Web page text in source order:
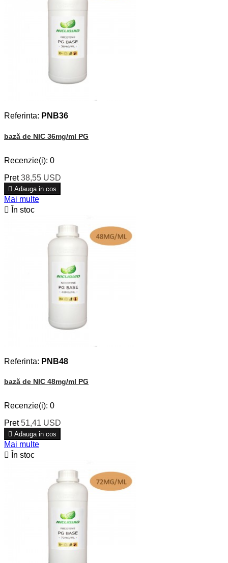
Referinta: PNB36
bază de NIC 36mg/ml PG
Recenzie(i): 0
Pret 38,55 USD
 Adauga in cos
Mai multe

În stoc
Referinta: PNB48
bază de NIC 48mg/ml PG
Recenzie(i): 0
Pret 51,41 USD
 Adauga in cos
Mai multe

În stoc